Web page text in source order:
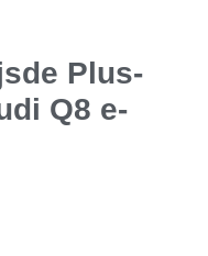
Plus-
Q8 e-